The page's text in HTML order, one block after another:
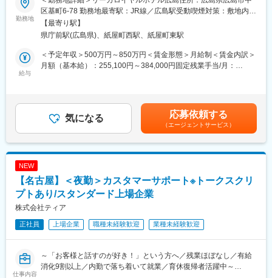
たノウハウをもとに、マーケティング調査、コンセプト、料理や
演出設計などを行って頂きます。伝統ある東京會舘の婚礼部門を
はじめ、ヨコハマ グランド インターコンチネンタルホテル、リー
ガロイヤルホテル小倉、リーガロイヤルホテル広島と提携してい
ます。
・プラン内容のオペレーション設計
・現地スタッフのマネジメント
れており、今回の募集は受託後の企画～オペレーションまでを担
っていただける方を募集しています。
・コンサルティング事業部は、同社の成長戦略における2本柱の1
・将来的には現地のオペレーション設計だけではなく、ホテルの
オーナーや支配人に向けて、財務分析・事業計画プラン・婚礼の
勤務地
区基町6-78 勤務地最寄駅：JR線／広島駅受動喫煙対策：敷地内喫
煙可能場所あり変更の範囲：会社の定める事業所
【最寄り駅】
県庁前駅(広島県)、紙屋町西駅、紙屋町東駅
給与
＜予定年収＞500万円～850万円＜賃金形態＞月給制＜賃金内訳＞
月額（基本給）：255,100円～384,000円固定残業手当/月：
年収は年齢、ご経験スキルを考慮のうえ決定します。月間30時間
のみなし残業時間を超過した分は残業手当を支給■昇給:年2回■賞
与:年3回賃金はあくまでも目安の金額であり、選考を通じて上下
する可能性があります。月給(月額)は固定手当を含めた表記です。
気になる 応募依頼する
（エージェントサービス）
NEW
【名古屋】＜夜勤＞カスタマーサポート※トークスクリ
プトあり/スタンダード上場企業
株式会社ティア
正社員 上場企業 職種未経験歓迎 業種未経験歓迎
仕事内容
～「お客様と話すのが好き！」という方へ／残業ほぼなし／有給
消化9割以上／内勤で落ち着いて就業／育休復帰者活躍中～